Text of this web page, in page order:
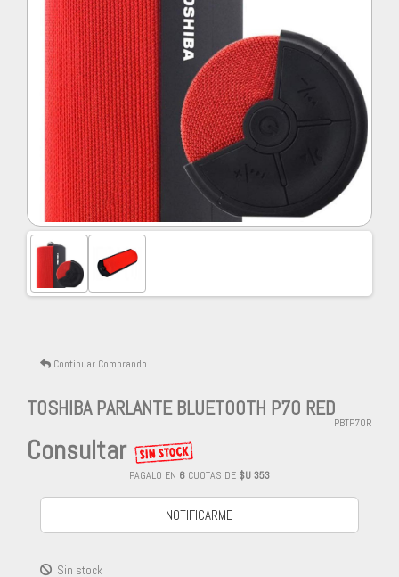
Continuar Comprando
TOSHIBA PARLANTE BLUETOOTH P70 RED
PBTP70R
Consultar
PAGALO EN 6 CUOTAS DE $U 353
NOTIFICARME
Sin stock